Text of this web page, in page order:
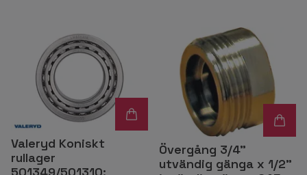
Valeryd Koniskt
rullager
Övergång 3/4"
utvändig gänga x 1/2"